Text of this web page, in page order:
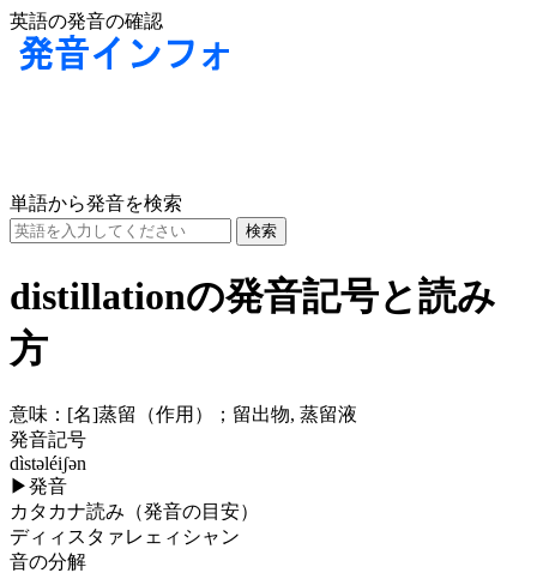
英語の発音の確認
単語から発音を検索
distillationの発音記号と読み
方
意味： [名]蒸留（作用）；留出物, 蒸留液
発音記号
dìstəléiʃən
▶発音
カタカナ読み（発音の目安）
ディィスタァレェィシャン
音の分解